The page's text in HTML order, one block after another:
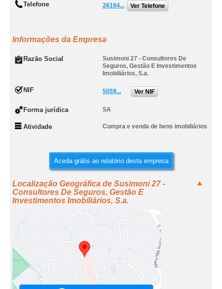
Telefone 26194... Ver Telefone
Informações da Empresa
Razão Social
Susimoni 27 - Consultores De
Seguros, Gestão E Investimentos
Imobiliários, S.a.
NIF 5059... Ver NIF
Forma jurídica SA
Atividade Compra e venda de bens imobiliários
Aceda grátis ao relatório desta empresa
Localização Geográfica de Susimoni 27 -
Consultores De Seguros, Gestão E
Investimentos Imobiliários, S.a.